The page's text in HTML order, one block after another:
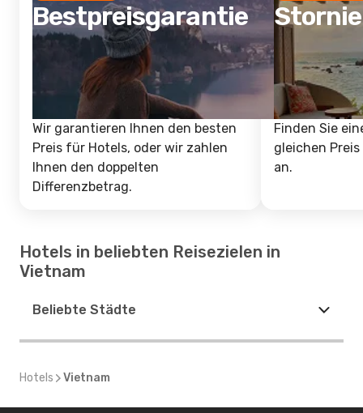
Bestpreisgarantie
Wir garantieren Ihnen den besten
Preis für Hotels, oder wir zahlen
Ihnen den doppelten
Differenzbetrag.
Finden Sie
gleichen
an.
Hotels in beliebten Reisezielen in
Vietnam
Beliebte Städte
Hotels Vietnam